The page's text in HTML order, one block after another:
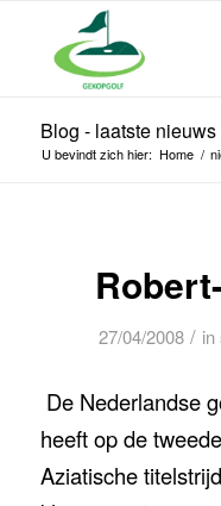
Blog - laatste nieuws
U bevindt zich hier: Home /
27/04/2008 / in
De Nederlandse
heeft op de
Aziatische